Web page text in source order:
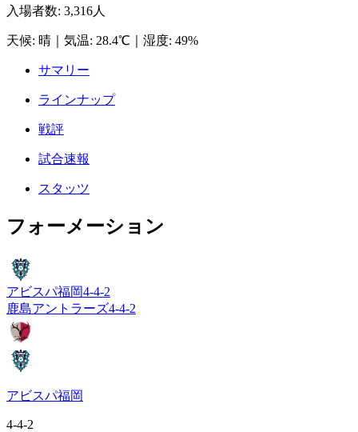
入場者数: 3,316人
天候: 晴 気温: 28.4℃ 湿度: 49%
サマリー
ラインナップ
戦評
試合速報
スタッツ
フォーメーション
アビスパ福岡4-4-2
鹿島アントラーズ4-4-2
アビスパ福岡
4-4-2